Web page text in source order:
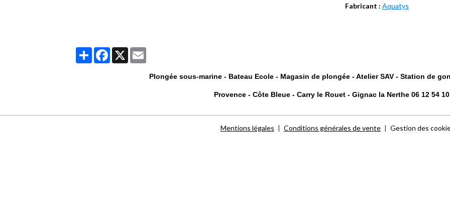
Fabricant : Aquatys
PartagerFacebook
X
Plongée sous-marine - Bateau Ecole - Magasin de plongée - Atelier SAV - Station de
Provence - Côte Bleue - Carry le Rouet - Gignac la Nerthe 06 12 54
Mentions légales Conditions générales de vente Gestion des